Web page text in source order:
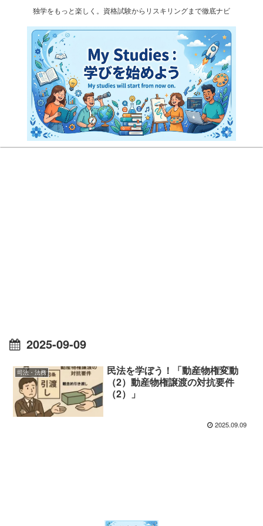
独学をもっと楽しく。資格試験からリスキリングまで徹底ナビ
2025-09-09
司法・法務
民法を学ぼう！「動産物権変動
（2）動産物権譲渡の対抗要件
（2）」
2025.09.09